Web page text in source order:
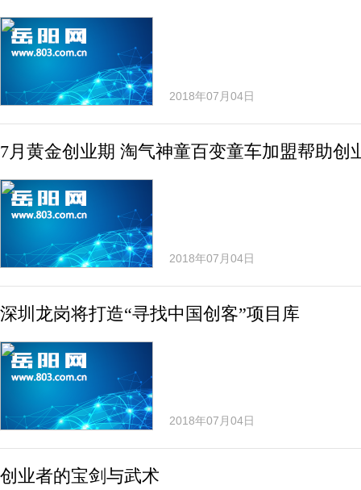
2018年07月04日
7月黄金创业期 淘气神童百变童车加盟帮助创
2018年07月04日
深圳龙岗将打造“寻找中国创客”项目库
2018年07月04日
创业者的宝剑与武术